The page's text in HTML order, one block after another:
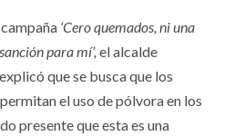
‘Cero quemados, ni una
para mí’, el alcalde
que se busca que los
el uso de pólvora en los
presente que esta es una